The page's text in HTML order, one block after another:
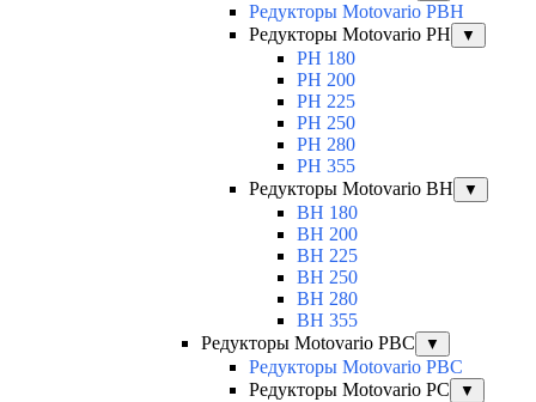
Редукторы Motovario PBH
Редукторы Motovario PH
▼
PH 180
PH 200
PH 225
PH 250
PH 280
PH 355
Редукторы Motovario BH
▼
BH 180
BH 200
BH 225
BH 250
BH 280
BH 355
Редукторы Motovario PBC
▼
Редукторы Motovario PBC
Редукторы Motovario PC
▼